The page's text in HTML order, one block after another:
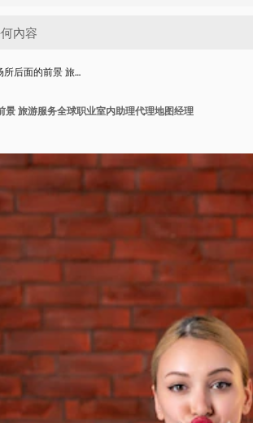
所后面的前景 旅…
旅游服务全球职业室内助理代理地图经理